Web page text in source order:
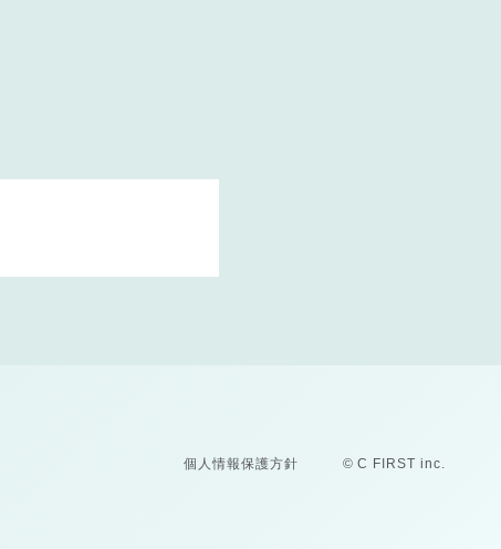
個人情報保護方針 © C FIRST inc.